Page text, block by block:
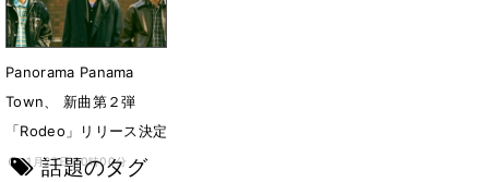
Panorama Panama
Town、 新曲第２弾
「Rodeo」リリース決定
1月23日 20時00分
話題のタグ